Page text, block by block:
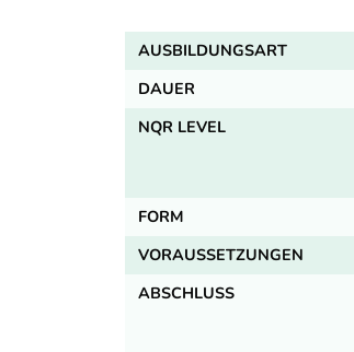
AUSBILDUNGSART
DAUER
NQR LEVEL
FORM
VORAUSSETZUNGEN
ABSCHLUSS